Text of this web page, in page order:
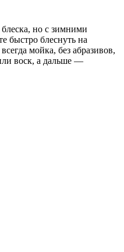
но с зимними
быстро блеснуть на
мойка, без абразивов,
воск, а дальше —